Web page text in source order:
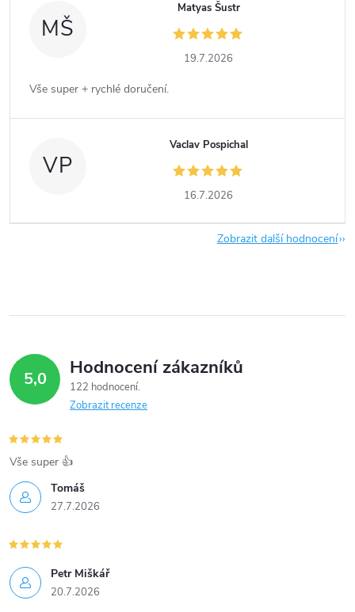
MŠ
Matyas Šustr
19.7.2026
Vše super + rychlé doručení.
VP
Vaclav Pospichal
16.7.2026
Zobrazit další hodnocení
5,0 Hodnocení zákazníků
122 hodnocení
Zobrazit recenze
Tomáš
27.7.2026
Vše super 👍
Petr Miškář
20.7.2026